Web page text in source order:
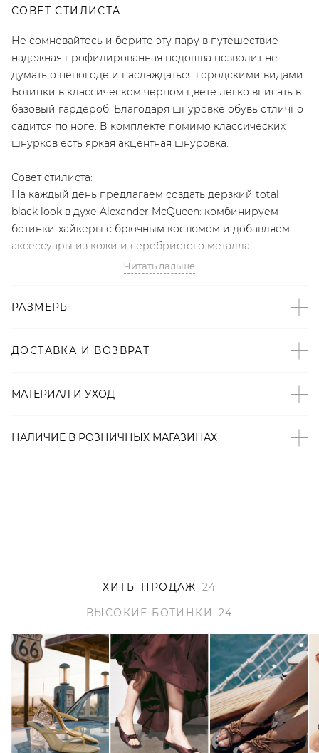
СОВЕТ СТИЛИСТА
Не сомневайтесь и берите эту пару в путешествие —
надежная профилированная подошва позволит не
думать о непогоде и наслаждаться городскими видами.
Ботинки в классическом черном цвете легко вписать в
базовый гардероб. Благодаря шнуровке обувь отлично
садится по ноге. В комплекте помимо классических
шнурков есть яркая акцентная шнуровка.
Совет стилиста:
На каждый день предлагаем создать дерзкий total
black look в духе Alexander McQueen: комбинируем
ботинки-хайкеры с брючным костюмом и добавляем
аксессуары из кожи и серебристого металла.
версии Harper’s Bazaar;
- Меховые отвороты;
- Два вида шнурков в комплекте.
Артикул
Читать дальше
РАЗМЕРЫ
ДОСТАВКА И ВОЗВРАТ
МАТЕРИАЛ И УХОД
НАЛИЧИЕ В РОЗНИЧНЫХ МАГАЗИНАХ
ХИТЫ ПРОДАЖ 24
ВЫСОКИЕ БОТИНКИ
24